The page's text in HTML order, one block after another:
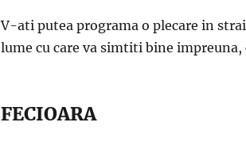
V-ati putea programa o plecare in
lume cu care va simtiti bine
FECIOARA